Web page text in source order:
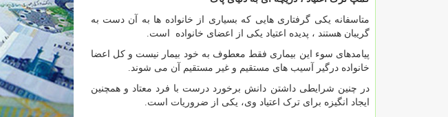
متاسفانه یکی گرفتاری هایی که بسیاری از خانواده ها به آن دست به
گریبان هستند ، پدیده اعتیاد یکی از اعضای خانواده است.
پیامدهای سوء این بیماری فقط معطوف به خود بیمار نیست و کل اعضا
خانواده درگیر آسیب های مستقیم و غیر مستقیم آن می شوند.
در چنین شرایطی داشتن دانش برخورد درست با فرد معتاد و همچنین
ایجاد انگیزه برای ترک اعتیاد وی، یکی از ضروریات است.